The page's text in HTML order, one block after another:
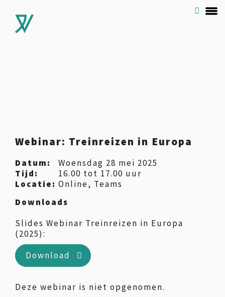
Webinar: Treinreizen in Europa
Datum:
Woensdag 28 mei 2025
Tijd:
16.00 tot 17.00 uur
Locatie: Online, Teams
Downloads
Slides Webinar Treinreizen in Europa
(2025):
Download
Deze webinar is niet opgenomen.